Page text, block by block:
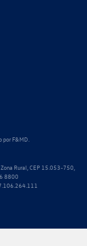
por F&MD.
Rural, CEP 15.053-750,
8800